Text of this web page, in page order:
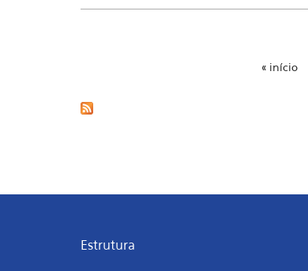
« início
Estrutura